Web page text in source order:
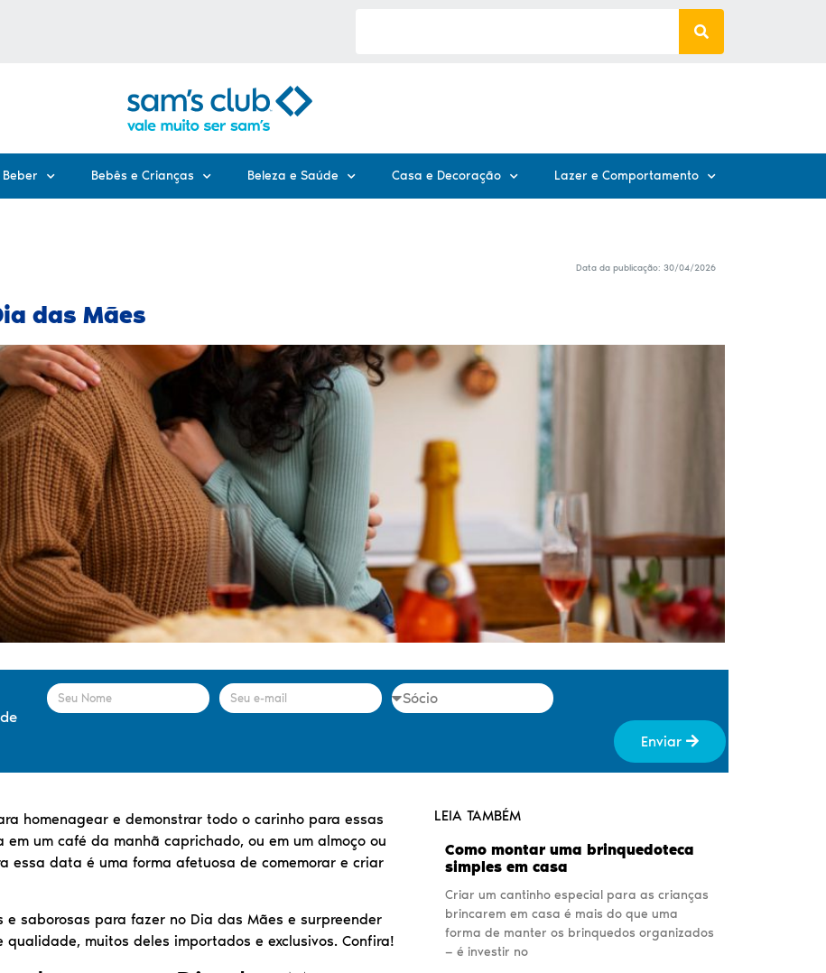
Bebês e Crianças Beleza e Saúde Casa e Decoração Lazer e Comportamento
Data da publicação: 30/04/2026
das Mães
de
Enviar
homenagear e demonstrar todo o carinho para essas
um café da manhã caprichado, ou em um almoço ou
essa data é uma forma afetuosa de comemorar e criar
e saborosas para fazer no Dia das Mães e surpreender
muitos deles importados e exclusivos. Confira!
LEIA TAMBÉM
Como montar uma brinquedoteca
simples em casa
Criar um cantinho especial para as crianças
brincarem em casa é mais do que uma
forma de manter os brinquedos organizados
— é investir no